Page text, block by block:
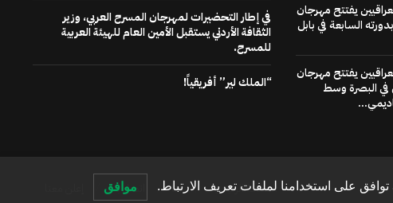
يفتتح مهرجان
السابعة في بابل
يفتتح مهرجان
في البصرة وسط
في إطار التحضيرات لمهرجان المسرح العربي، وزير
الثقافة الأردني يستقبل الأمين العام للهيئة العربية
للمسرح.
“الملك لير” أفريقياً!
الصفحة الرئيسية عنا اتصل بنا على استخدامنا لملفات تعريف الارتباط. موافق